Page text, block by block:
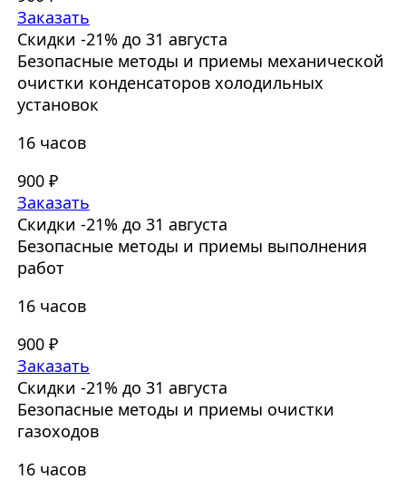
Заказать
Скидки -21% до 31 августа
Безопасные методы и приемы механической
очистки конденсаторов холодильных
установок
16 часов
900 ₽
Заказать
Скидки -21% до 31 августа
Безопасные методы и приемы выполнения
работ
16 часов
900 ₽
Заказать
Скидки -21% до 31 августа
Безопасные методы и приемы очистки
газоходов
16 часов